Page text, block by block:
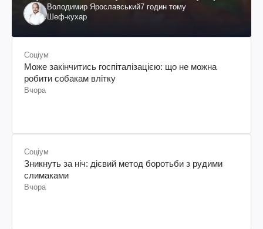
Володимир Ярославський7 годин тому
Шеф-кухар
Соціум
Може закінчитись госпіталізацією: що не можна
робити собакам влітку
Вчора
Соціум
Зникнуть за ніч: дієвий метод боротьби з рудими
слимаками
Вчора